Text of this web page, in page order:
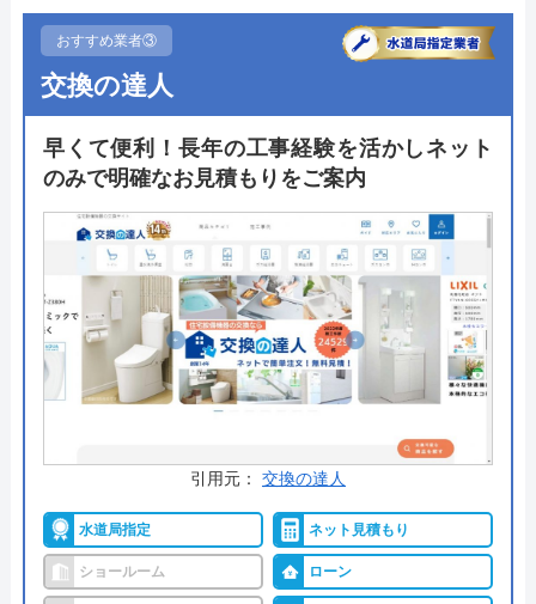
アフターサービスについても専用の窓口を設けてお
り、万が一の不具合にすぐ対応ができる環境が整備
されています。施工後にもらえる商品と工事の保証
書の期限は10年間。手厚いサポートがあるおかげで
ムや別の設備のリフォームでも利用する方が多いよ
うです。
公式サイトで
料金詳細を見る
今すぐ電話で相談する
受付時間： 9:00～18:00
交換できるくん の基本情報
おすすめ業者③
交換の達人
早くて便利！長年の工事経験を活かしネット
のみで明確なお見積もりをご案内
引用元： 交換の達人
水道局指定 ネット見積もり
ショールーム ローン